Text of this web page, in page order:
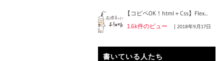
【コピペOK！html＋Css】Flex...
1.6k件のビュー |2018年9月17日
書いている人たち